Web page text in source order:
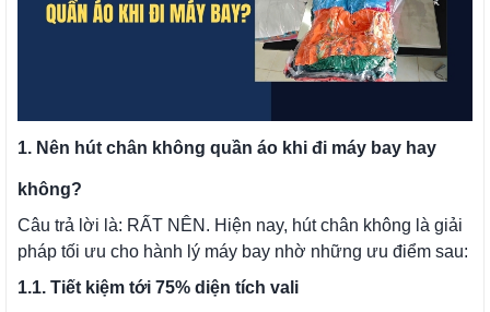
1. Nên hút chân không quần áo khi đi máy bay hay
không?
Câu trả lời là: RẤT NÊN. Hiện nay, hút chân không là giải
pháp tối ưu cho hành lý máy bay nhờ những ưu điểm sau:
1.1. Tiết kiệm tới 75% diện tích vali